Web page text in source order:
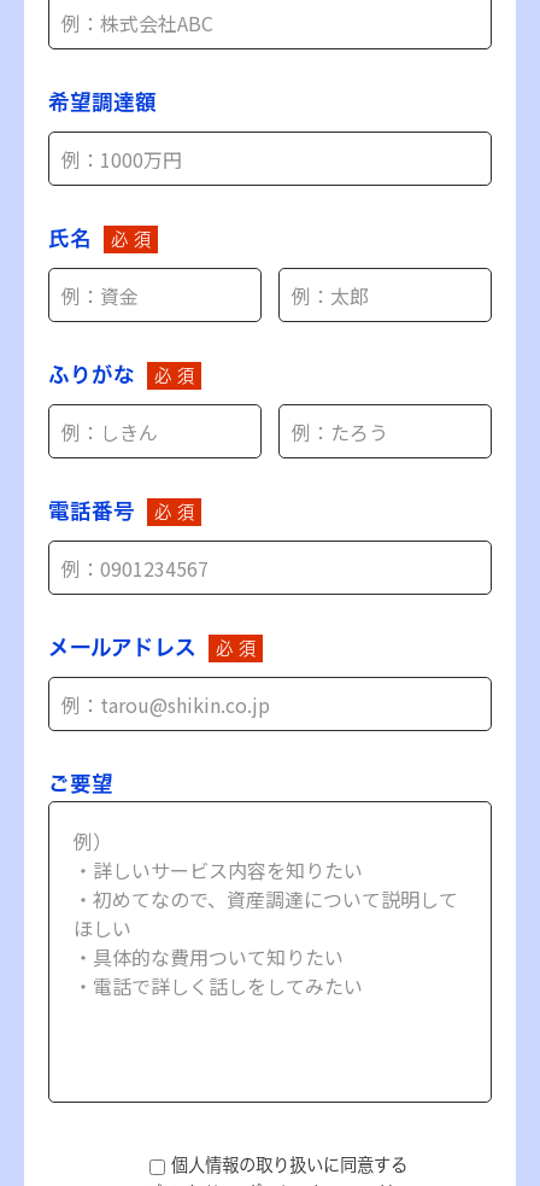
希望調達額
氏名 必 須
ふりがな 必 須
電話番号 必 須
メールアドレス 必 須
ご要望
個人情報の取り扱いに同意する